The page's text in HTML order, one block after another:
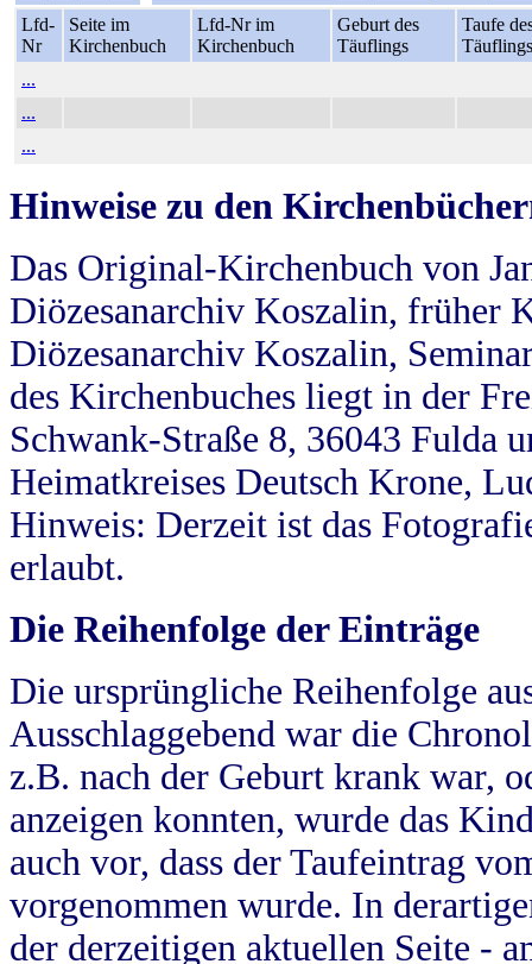
Lfd-
Nr
Seite im
Kirchenbuch
Lfd-Nr im
Kirchenbuch
Geburt des
Täuflings
Taufe
Täuflings
...
...
...
Hinweise zu den
Das Original-Kirchenbuch von
Diözesanarchiv Koszalin, früher
Diözesanarchiv Koszalin,
des Kirchenbuches liegt in der
Schwank-Straße 8, 36043 Fulda
Heimatkreises Deutsch Krone,
Hinweis: Derzeit ist das
erlaubt.
Die Reihenfolge der Einträge
Die ursprüngliche Reihenfolge
Ausschlaggebend war die
z.B. nach der Geburt krank war,
anzeigen konnten, wurde das
auch vor, dass der Taufeintrag
vorgenommen wurde. In
der derzeitigen aktuellen Seite -